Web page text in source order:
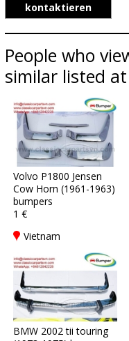
kontaktieren
People who
similar listed
Volvo P1800 Jensen
Cow Horn (1961-1963)
bumpers
1 €
Vietnam
BMW 2002 tii touring